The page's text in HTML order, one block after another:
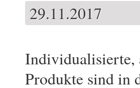
29.11.2017
Individualisierte,
Produkte sind in